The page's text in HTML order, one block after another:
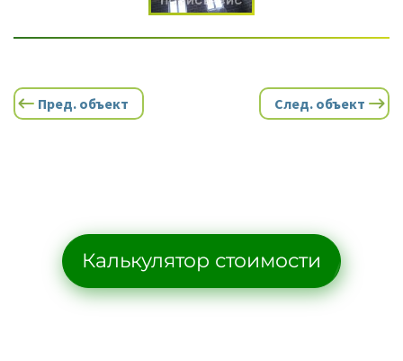
Пред. объект След. объект
Калькулятор стоимости